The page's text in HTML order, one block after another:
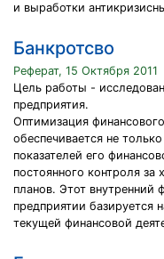
и выработки
Банкротсво
Реферат, 15 Октября 2011
Цель работы -
предприятия.
Оптимизация
обеспечивается не
показателей его
постоянного контроля
планов. Этот внутренний
предприятии базируется
текущей финансовой